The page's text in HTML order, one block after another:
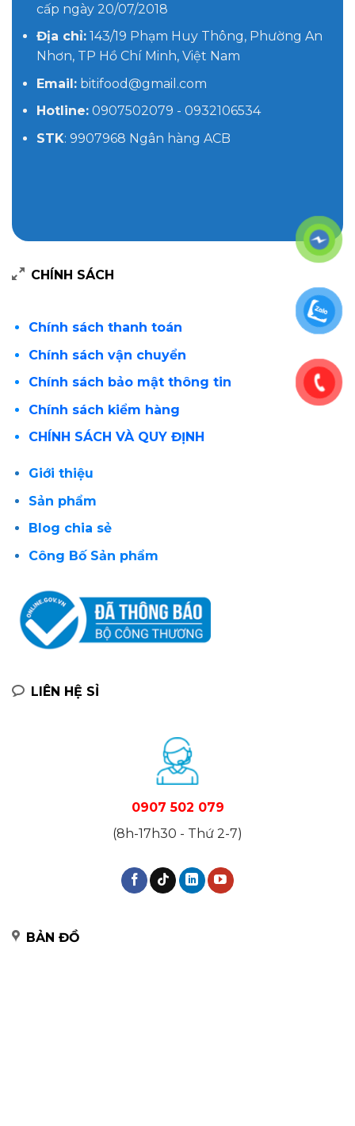
cấp ngày 20/07/2018
Địa chỉ:143/19 Phạm Huy Thông, Phường An
Nhơn, TP Hồ Chí Minh, Việt Nam
Email:bitifood@gmail.com
Hotline:0907502079 - 0932106534
STK: 9907968 Ngân hàng ACB
CHÍNH SÁCH
Chính sách thanh toán
Chính sách vận chuyển
Chính sách bảo mật thông tin
Chính sách kiểm hàng
CHÍNH SÁCH VÀ QUY ĐỊNH
Giới thiệu
Sản phẩm
Blog chia sẻ
Công Bố Sản phẩm
LIÊN HỆ SỈ
0907 502 079
(8h-17h30 - Thứ 2-7)
BẢN ĐỒ